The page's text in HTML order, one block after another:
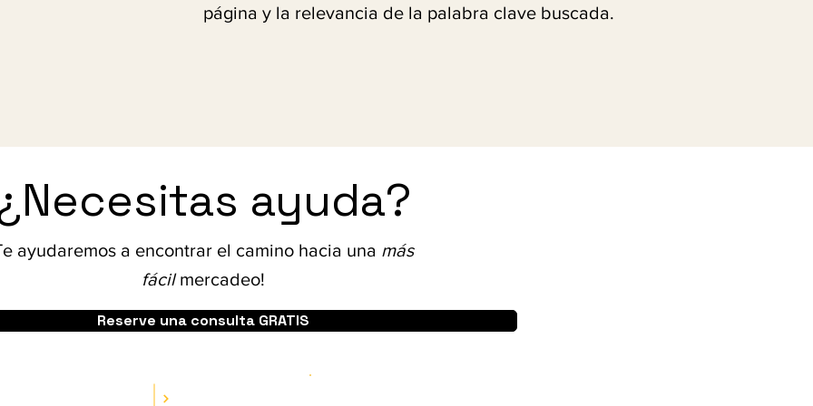
página y la relevancia de la palabra clave buscada.
ayuda?
ayudaremos a encontrar el camino hacia una más
fácilmercadeo!
Reserve una consulta GRATIS